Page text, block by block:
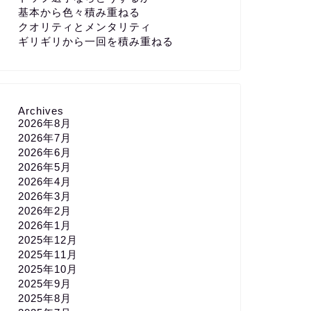
基本から色々積み重ねる
クオリティとメンタリティ
ギリギリから一回を積み重ねる
Archives
2026年8月
2026年7月
2026年6月
2026年5月
2026年4月
2026年3月
2026年2月
2026年1月
2025年12月
2025年11月
2025年10月
2025年9月
2025年8月